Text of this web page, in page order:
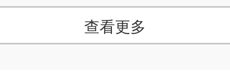
查看更多